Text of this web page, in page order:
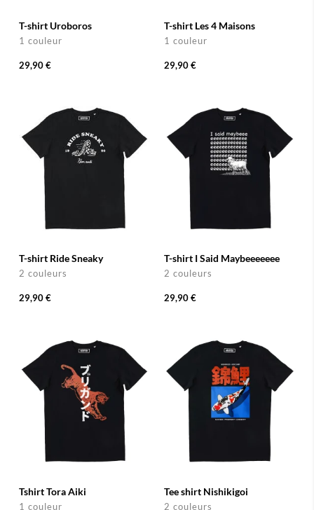
T-shirt Uroboros
1 couleur
29,90 €
T-shirt Les 4 Maisons
1 couleur
29,90 €
T-shirt Ride Sneaky
2 couleurs
29,90 €
T-shirt I Said Maybeeeeeee
2 couleurs
29,90 €
Tshirt Tora Aiki
1 couleur
Tee shirt Nishikigoi
2 couleurs